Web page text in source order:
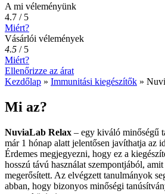
A mi véleményünk
4.7 / 5
Miért?
Vásárlói vélemények
4.5 / 5
Miért?
Ellenőrizze az árat
Kezdőlap » Immunitási kiegészítők »
Mi az?
NuviaLab Relax – egy kiváló minőségű
már 1 hónap alatt jelentősen javíthatja az
Érdemes megjegyezni, hogy ez a
hosszú távú használat szempontjából,
megerősített. Az elvégzett tanulmányok
abban, hogy bizonyos minőségi